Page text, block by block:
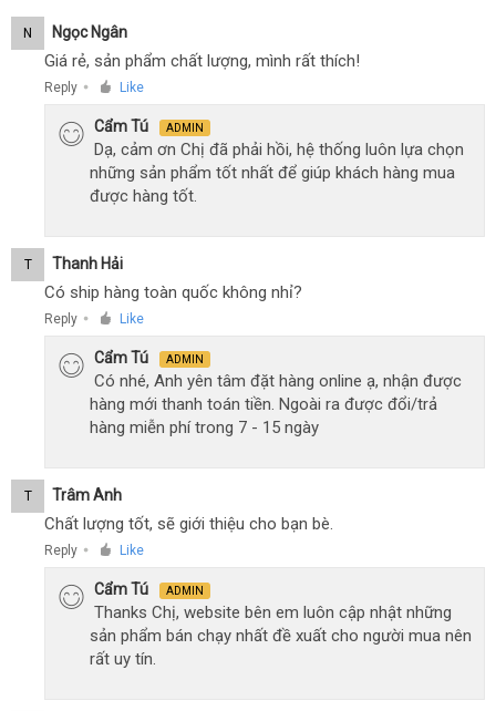
N Ngọc Ngân
Giá rẻ, sản phẩm chất lượng, mình rất thích!
Reply ● Like
Cẩm Tú ADMIN
Dạ, cảm ơn Chị đã phải hồi, hệ thống luôn lựa chọn
những sản phẩm tốt nhất để giúp khách hàng mua
được hàng tốt.
T Thanh Hải
Có ship hàng toàn quốc không nhỉ?
Reply ● Like
Cẩm Tú ADMIN
Có nhé, Anh yên tâm đặt hàng online ạ, nhận được
hàng mới thanh toán tiền. Ngoài ra được đổi/trả
hàng miễn phí trong 7 - 15 ngày
T Trâm Anh
Chất lượng tốt, sẽ giới thiệu cho bạn bè.
Reply ● Like
Cẩm Tú ADMIN
Thanks Chị, website bên em luôn cập nhật những
sản phẩm bán chạy nhất đề xuất cho người mua nên
rất uy tín.